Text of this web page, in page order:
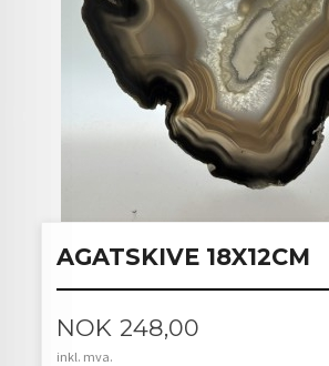
AGATSKIVE 18X12CM
Pris
NOK 248,00
inkl. mva.